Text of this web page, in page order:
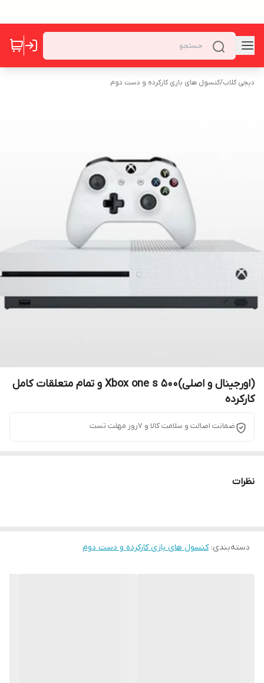
دیجی کلاب/کنسول های بازی کارکرده و دست دوم
(اورجینال و اصلی)Xbox one s 500 و تمام متعلقات کامل
کارکرده
ضمانت اصالت و سلامت کالا و 7روز مهلت تست
نظرات
دسته‌بندی:کنسول های بازی کارکرده و دست دوم